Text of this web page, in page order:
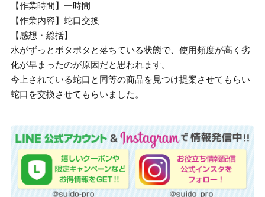
【作業時間】一時間
【作業内容】蛇口交換
【感想・総括】
水がずっとポタポタと落ちている状態で、使用頻度が高く劣
化が早まったのが原因だと思われます。
今上されている蛇口と同等の商品を見つけ提案させてもらい
蛇口を交換させてもらいました。